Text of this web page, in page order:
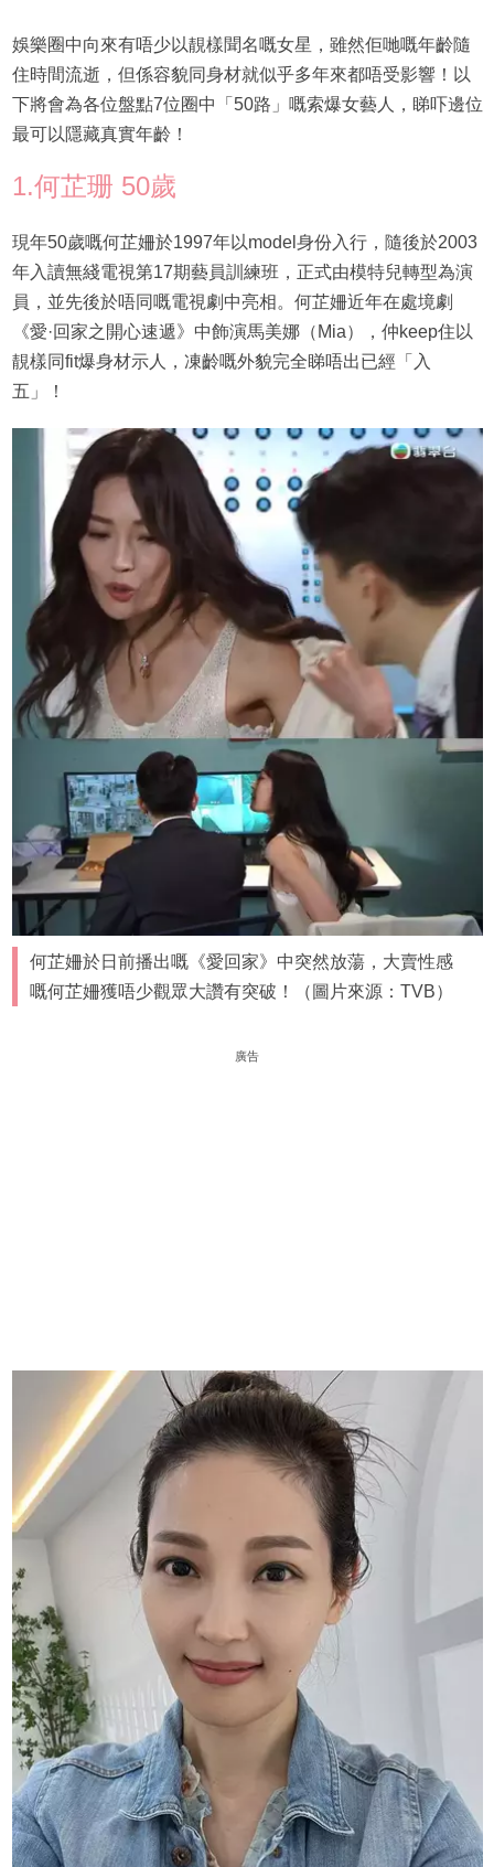
娛樂圈中向來有唔少以靚樣聞名嘅女星，雖然佢哋嘅年齡隨
住時間流逝，但係容貌同身材就似乎多年來都唔受影響！以
下將會為各位盤點7位圈中「50路」嘅索爆女藝人，睇吓邊位
最可以隱藏真實年齡！
1.何芷珊 50歲
現年50歲嘅何芷姍於1997年以model身份入行，隨後於2003
年入讀無綫電視第17期藝員訓練班，正式由模特兒轉型為演
員，並先後於唔同嘅電視劇中亮相。何芷姍近年在處境劇
《愛·回家之開心速遞》中飾演馬美娜（Mia），仲keep住以
靚樣同fit爆身材示人，凍齡嘅外貌完全睇唔出已經「入
五」！
何芷姍於日前播出嘅《愛回家》中突然放蕩，大賣性感
嘅何芷姍獲唔少觀眾大讚有突破！（圖片來源：TVB）
廣告